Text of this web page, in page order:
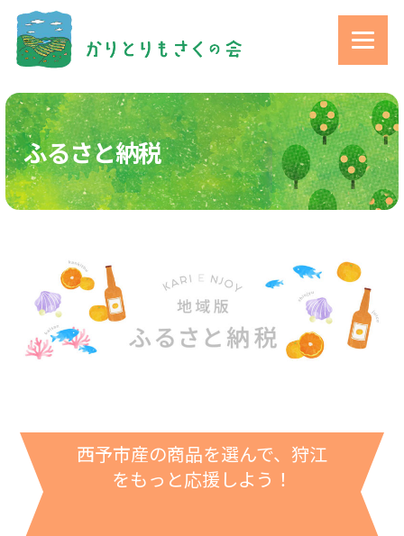
ふるさと納税
西予市産の商品を選んで、狩江
をもっと応援しよう！